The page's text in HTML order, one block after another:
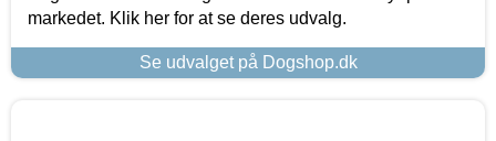
markedet. Klik her for at se deres udvalg.
Se udvalget på Dogshop.dk